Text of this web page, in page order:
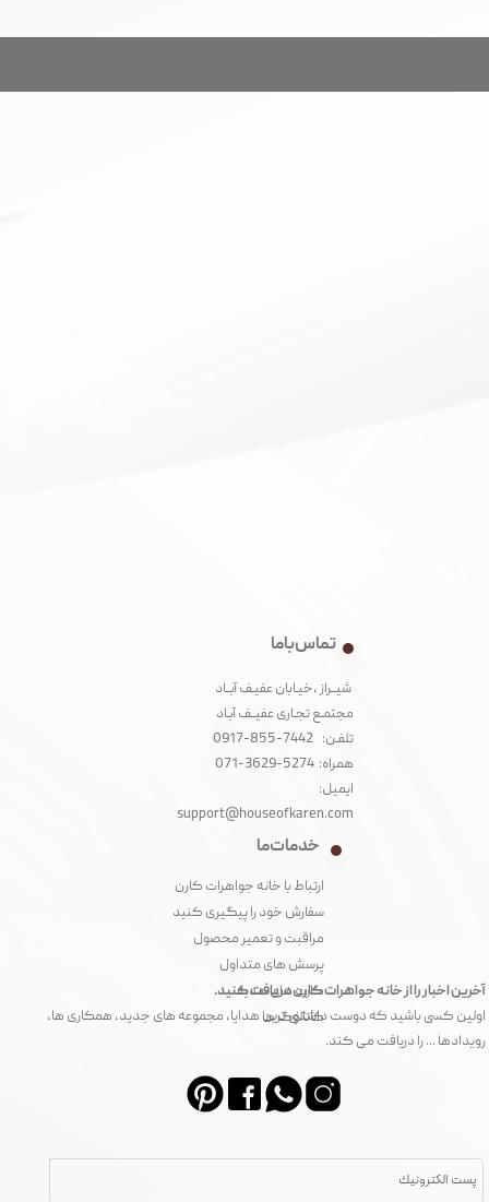
آخرین اخبار را از خانه جواهرات کارن دریافت کنید.
اولین کسی باشید که دوست داشتنی ترین هدایا، مجموعه های جدید، همکاری ها،
رویدادها ... را دریافت می کند.
تماس با ما
شیــراز ،خیـابان عفیـف آبــاد
مجتمـع تجـاری عفیــف آبـاد‌
تلفـن: 7442-855-0917
همراه: 5274-3629-071
ایمیل:
support@houseofkaren.com
خدمات ما
ارتباط با خانه جواهرات کارن
سفارش خود را پیگیری کنید
مراقبت و تعمیر محصول
پرسش های متداول
کارت های هدیه
کاتالوگ ها